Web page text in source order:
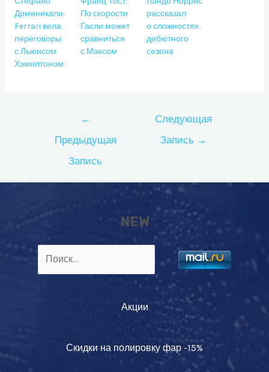
Доменикали:
Ferrari вела
переговоры
с Льюисом
Хэмилтоном
По скорости
Гасли может
сравниться
с Максом
рассказал
о сложностях
дебютного
сезона
записям
←
Предыдущая
Запись
Следующая
Запись →
NEW
Найти:
Акции
Скидки на полировку фар -15%